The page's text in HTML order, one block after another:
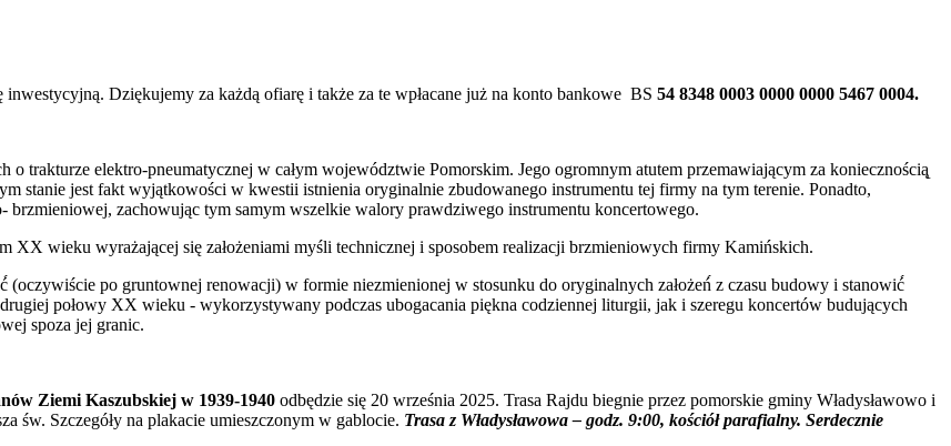
Dziękujemy za każdą ofiarę i także za te wpłacane już na konto bankowe BS 54 8348 0003 0000 0000 5467 0004.
trakturze elektro-pneumatycznej w całym województwie Pomorskim. Jego ogromnym atutem przemawiającym za koniecznością̨
stanie jest fakt wyjątkowości w kwestii istnienia oryginalnie zbudowanego instrumentu tej firmy na tym terenie. Ponadto,
brzmieniowej, zachowując tym samym wszelkie walory prawdziwego instrumentu koncertowego.
wieku wyrażającej się założeniami myśli technicznej i sposobem realizacji brzmieniowych firmy Kamińskich.
po gruntownej renowacji) w formie niezmienionej w stosunku do oryginalnych założeń́ z czasu budowy i stanowić́
połowy XX wieku - wykorzystywany podczas ubogacania piękna codziennej liturgii, jak i szeregu koncertów budujących
spoza jej granic.
Ziemi Kaszubskiej w 1939-1940 odbędzie się 20 września 2025. Trasa Rajdu biegnie przez pomorskie gminy Władysławowo i
św. Szczegóły na plakacie umieszczonym w gablocie. Trasa z Władysławowa – godz. 9:00, kościół parafialny. Serdecznie